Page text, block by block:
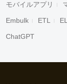
モバイルアプリ
Embulk ETL
ChatGPT